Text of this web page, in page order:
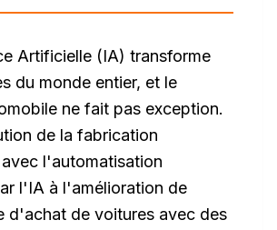
Artificielle (IA) transforme
du monde entier, et le
ne fait pas exception.
de la fabrication
l'automatisation
l'IA à l'amélioration de
d'achat de voitures avec des